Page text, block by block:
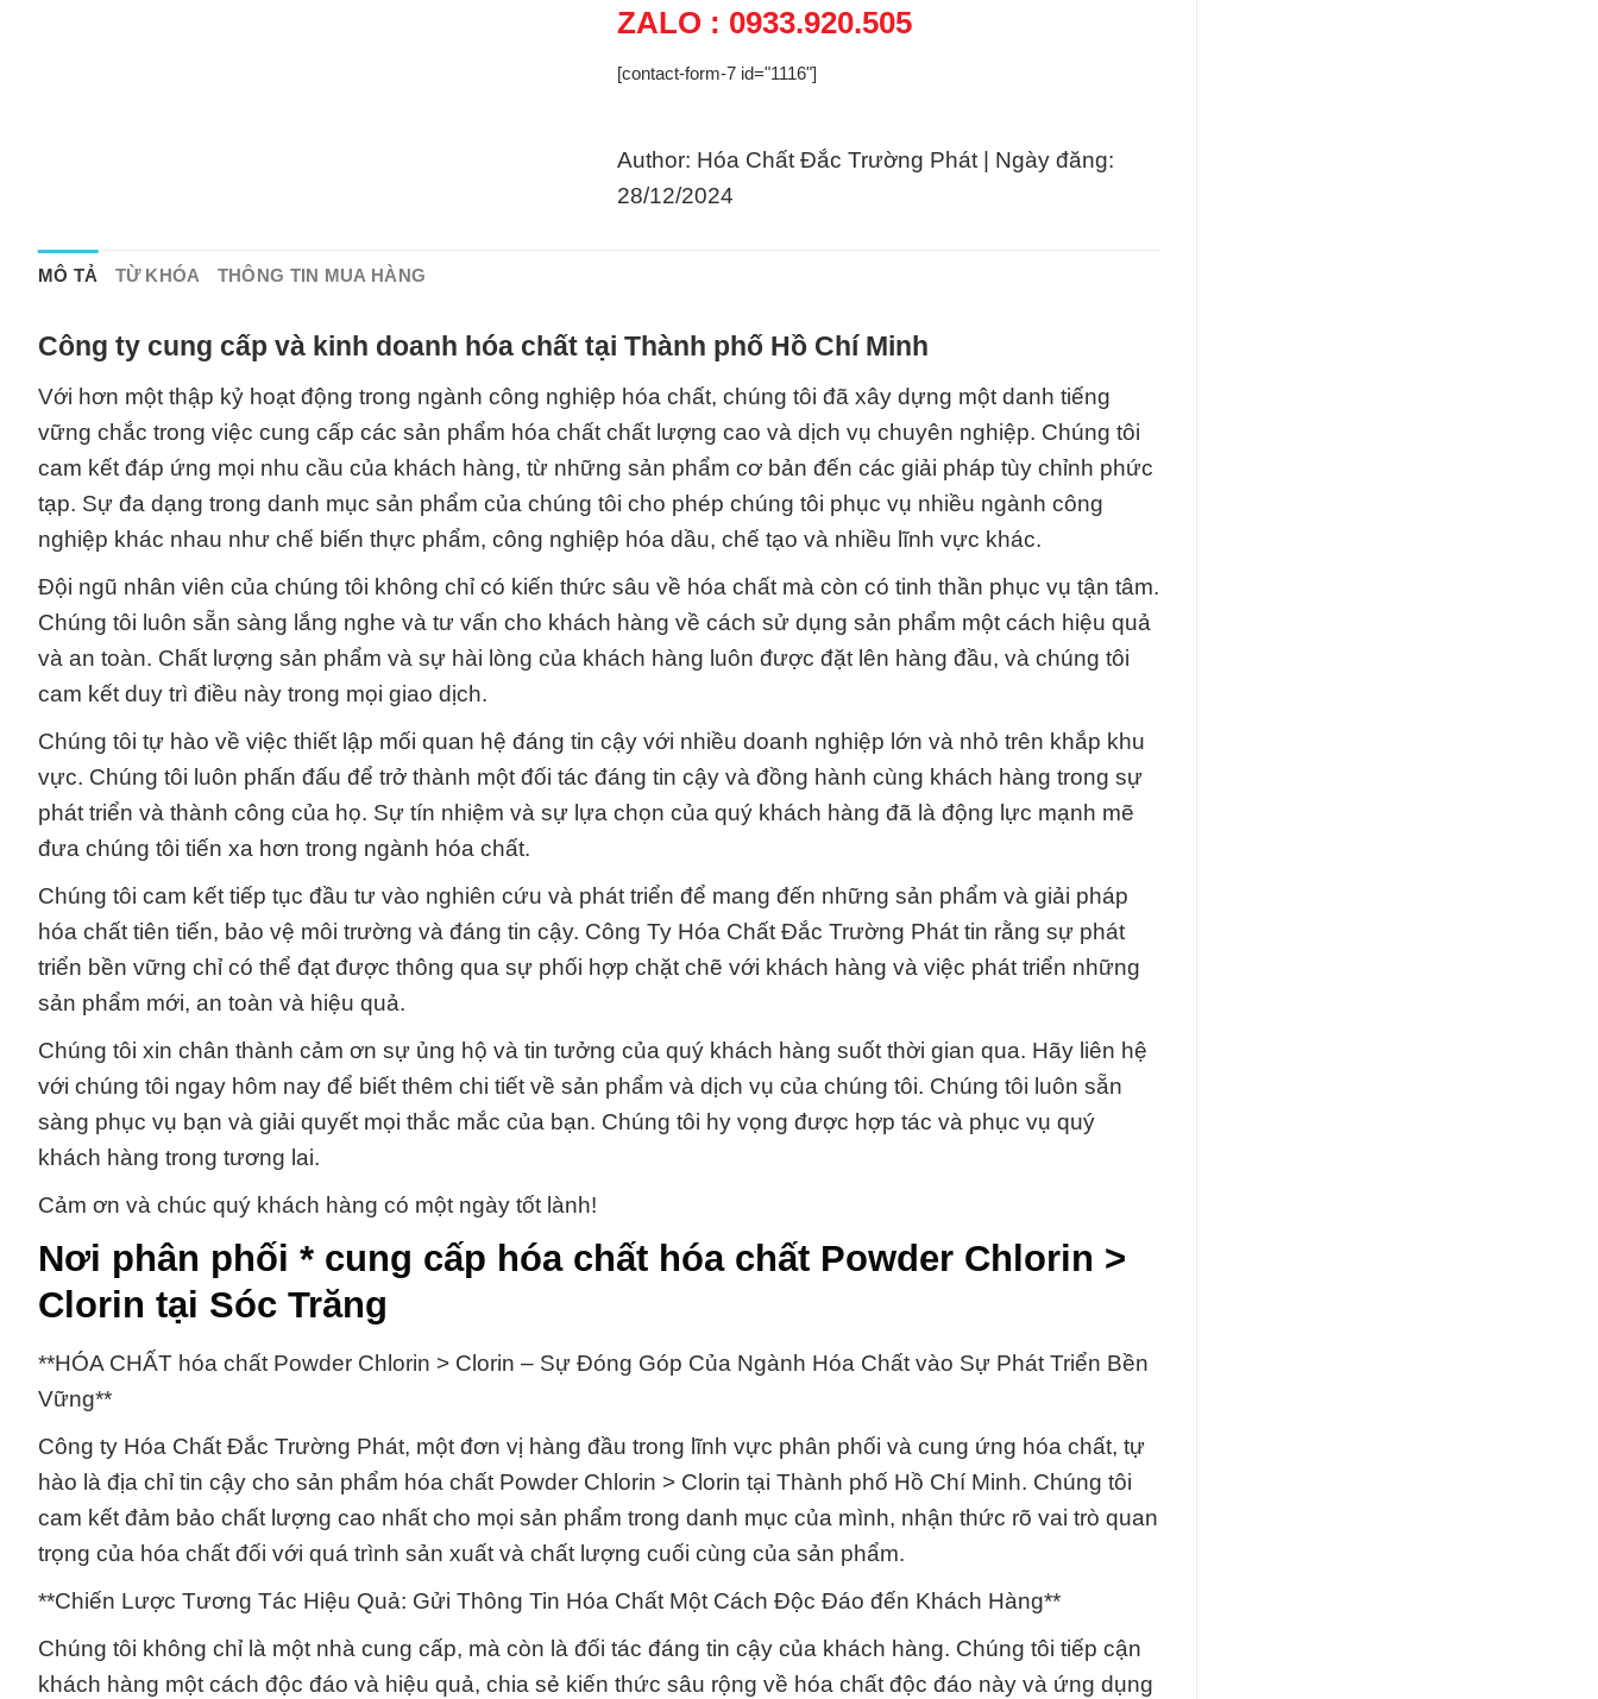
ZALO : 0933.920.505
[contact-form-7 id="1116"]
Author: Hóa Chất Đắc Trường Phát | Ngày đăng:
28/12/2024
MÔ TẢ TỪ KHÓA THÔNG TIN MUA HÀNG
Công ty cung cấp và kinh doanh hóa chất tại Thành phố Hồ Chí Minh
Với hơn một thập kỷ hoạt động trong ngành công nghiệp hóa chất, chúng tôi đã xây dựng một danh tiếng
vững chắc trong việc cung cấp các sản phẩm hóa chất chất lượng cao và dịch vụ chuyên nghiệp. Chúng tôi
cam kết đáp ứng mọi nhu cầu của khách hàng, từ những sản phẩm cơ bản đến các giải pháp tùy chỉnh phức
tạp. Sự đa dạng trong danh mục sản phẩm của chúng tôi cho phép chúng tôi phục vụ nhiều ngành công
nghiệp khác nhau như chế biến thực phẩm, công nghiệp hóa dầu, chế tạo và nhiều lĩnh vực khác.
Đội ngũ nhân viên của chúng tôi không chỉ có kiến thức sâu về hóa chất mà còn có tinh thần phục vụ tận tâm.
Chúng tôi luôn sẵn sàng lắng nghe và tư vấn cho khách hàng về cách sử dụng sản phẩm một cách hiệu quả
và an toàn. Chất lượng sản phẩm và sự hài lòng của khách hàng luôn được đặt lên hàng đầu, và chúng tôi
cam kết duy trì điều này trong mọi giao dịch.
Chúng tôi tự hào về việc thiết lập mối quan hệ đáng tin cậy với nhiều doanh nghiệp lớn và nhỏ trên khắp khu
vực. Chúng tôi luôn phấn đấu để trở thành một đối tác đáng tin cậy và đồng hành cùng khách hàng trong sự
phát triển và thành công của họ. Sự tín nhiệm và sự lựa chọn của quý khách hàng đã là động lực mạnh mẽ
đưa chúng tôi tiến xa hơn trong ngành hóa chất.
Chúng tôi cam kết tiếp tục đầu tư vào nghiên cứu và phát triển để mang đến những sản phẩm và giải pháp
hóa chất tiên tiến, bảo vệ môi trường và đáng tin cậy. Công Ty Hóa Chất Đắc Trường Phát tin rằng sự phát
triển bền vững chỉ có thể đạt được thông qua sự phối hợp chặt chẽ với khách hàng và việc phát triển những
sản phẩm mới, an toàn và hiệu quả.
Chúng tôi xin chân thành cảm ơn sự ủng hộ và tin tưởng của quý khách hàng suốt thời gian qua. Hãy liên hệ
với chúng tôi ngay hôm nay để biết thêm chi tiết về sản phẩm và dịch vụ của chúng tôi. Chúng tôi luôn sẵn
sàng phục vụ bạn và giải quyết mọi thắc mắc của bạn. Chúng tôi hy vọng được hợp tác và phục vụ quý
khách hàng trong tương lai.
Cảm ơn và chúc quý khách hàng có một ngày tốt lành!
Nơi phân phối * cung cấp hóa chất hóa chất Powder Chlorin >
Clorin tại Sóc Trăng
**HÓA CHẤT hóa chất Powder Chlorin > Clorin – Sự Đóng Góp Của Ngành Hóa Chất vào Sự Phát Triển Bền
Vững**
Công ty Hóa Chất Đắc Trường Phát, một đơn vị hàng đầu trong lĩnh vực phân phối và cung ứng hóa chất, tự
hào là địa chỉ tin cậy cho sản phẩm hóa chất Powder Chlorin > Clorin tại Thành phố Hồ Chí Minh. Chúng tôi
cam kết đảm bảo chất lượng cao nhất cho mọi sản phẩm trong danh mục của mình, nhận thức rõ vai trò quan
trọng của hóa chất đối với quá trình sản xuất và chất lượng cuối cùng của sản phẩm.
**Chiến Lược Tương Tác Hiệu Quả: Gửi Thông Tin Hóa Chất Một Cách Độc Đáo đến Khách Hàng**
Chúng tôi không chỉ là một nhà cung cấp, mà còn là đối tác đáng tin cậy của khách hàng. Chúng tôi tiếp cận
khách hàng một cách độc đáo và hiệu quả, chia sẻ kiến thức sâu rộng về hóa chất độc đáo này và ứng dụng